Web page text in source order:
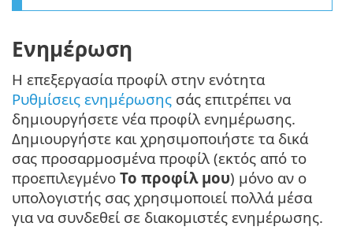
Ενημέρωση
Η επεξεργασία προφίλ στην ενότητα
Ρυθμίσεις ενημέρωσης σάς επιτρέπει να
δημιουργήσετε νέα προφίλ ενημέρωσης.
Δημιουργήστε και χρησιμοποιήστε τα δικά
σας προσαρμοσμένα προφίλ (εκτός από το
προεπιλεγμένο Το προφίλ μου) μόνο αν ο
υπολογιστής σας χρησιμοποιεί πολλά μέσα
για να συνδεθεί σε διακομιστές ενημέρωσης.